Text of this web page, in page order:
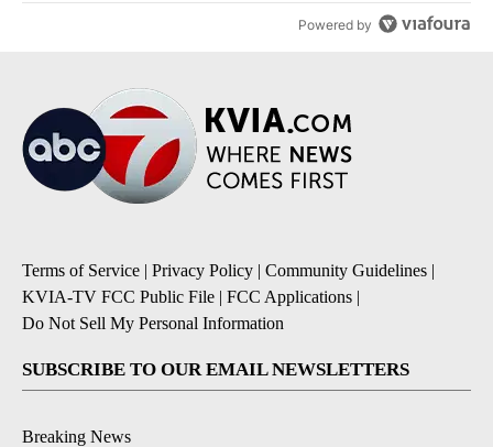
Powered by
Terms of Service | Privacy Policy | Community Guidelines |
KVIA-TV FCC Public File | FCC Applications |
Do Not Sell My Personal Information
SUBSCRIBE TO OUR EMAIL NEWSLETTERS
Breaking News